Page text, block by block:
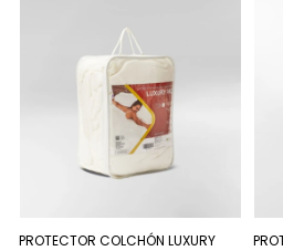
PROTECTOR COLCHÓN LUXURY